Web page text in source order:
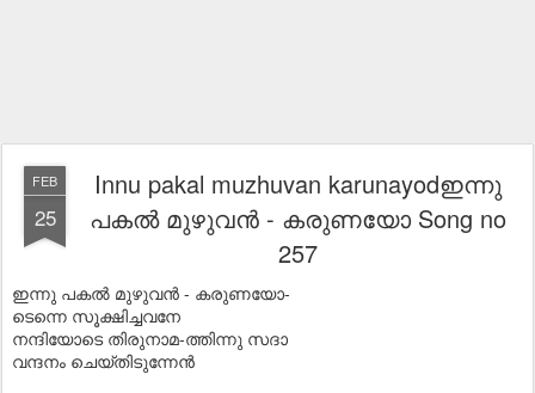
FEB
25
Innu pakal muzhuvan karunayodഇന്നു
പകല്‍ മുഴുവന്‍ - കരുണയോ Song no
257
ഇന്നു പകല്‍ മുഴുവന്‍ - കരുണയോ-
ടെന്നെ സൂക്ഷിച്ചവനേ
നന്ദിയോടെ തിരുനാമ-ത്തിന്നു സദാ
വന്ദനം ചെയ്തിടുന്നേന്‍